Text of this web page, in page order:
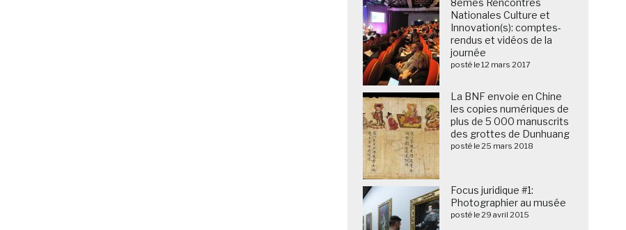
8èmes Rencontres
Nationales Culture et
Innovation(s): comptes-
rendus et vidéos de la
journée
posté le 12 mars 2017
La BNF envoie en Chine
les copies numériques de
plus de 5 000 manuscrits
des grottes de Dunhuang
posté le 25 mars 2018
Focus juridique #1:
Photographier au musée
posté le 29 avril 2015